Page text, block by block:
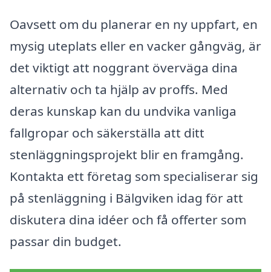
Oavsett om du planerar en ny uppfart, en
mysig uteplats eller en vacker gångväg, är
det viktigt att noggrant överväga dina
alternativ och ta hjälp av proffs. Med
deras kunskap kan du undvika vanliga
fallgropar och säkerställa att ditt
stenläggningsprojekt blir en framgång.
Kontakta ett företag som specialiserar sig
på stenläggning i Bälgviken idag för att
diskutera dina idéer och få offerter som
passar din budget.